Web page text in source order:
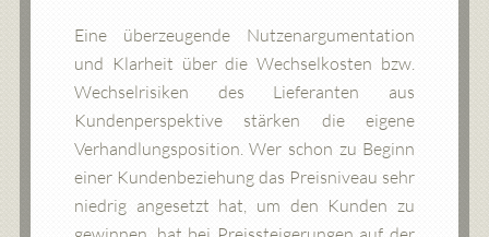
Eine überzeugende Nutzenargumentation
und Klarheit über die Wechselkosten bzw.
Wechselrisiken des Lieferanten aus
Kundenperspektive stärken die eigene
Verhandlungsposition. Wer schon zu Beginn
einer Kundenbeziehung das Preisniveau sehr
niedrig angesetzt hat, um den Kunden zu